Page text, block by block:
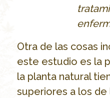
Otra de las cosas
este estudio es la
la planta natural
superiores a los